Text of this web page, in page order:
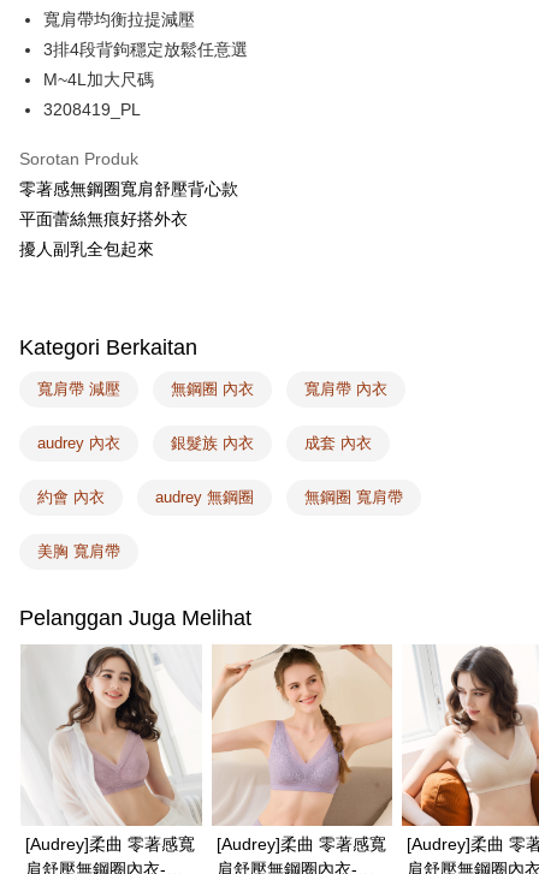
Plus PAY
pengesahan AFTEE akan muncul.
2. Anda boleh meneruskan pembayaran selepas pengesahan SMS.
3. Tiada bayaran diperlukan apabila pesanan disahkan. Produk akan
dihantar ke alamat yang ditetapkan.
4. Setelah pesanan disahkan, anda akan menerima SMS pembayaran
pembayaran di empat kedai serbaneka utama, ATM atau perbankan
dalam talian dengan SMS pembayaran atau pemberitahuan tolak aplikasi
AFTEE.
bagaimanapun, bagi mereka yang telah memuat turun Aplikasi AFTEE
sehingga 45 hari.
ditambah dengan bilangan hari yang boleh dilanjutkan oleh AFTEE. Anda
menerima pesanan anda semasa tempoh pembayaran (cth.: produk
prapesanan atau produk yang mungkin mengambil masa yang lebih
lama untuk dihantar). Oleh itu, anda dikehendaki membuat pembayaran
kepada AFTEE dalam tempoh sama ada anda menerima pesanan.
Kedua, Sekatan Pembayaran
1. Jumlah yang diperakui untuk pengguna kali pertama boleh sehingga
NT$10,000. Amaun diperakui sebenar yang diluluskan akan berdasarkan
keputusan pensijilan dan semakan oleh AFTEE.
2. Amaun perbelanjaan minimum mestilah lebih besar daripada NT$20.
3. Pada masa ini hanya tersedia untuk ahli Taiwan.
Pilihan Penghantaran
全家取付
付款後全家取貨
7-11取付
付款後7-11取貨
NT$1,500 atau lebih
NT$100/pesanan | Penghantaran percuma untuk pesanan
NT$1,500 atau lebih
EASY SHOP門市速取
Penghantaran percuma
Penghantaran ke luar negara Kadar Penghantaran
寬肩帶均衡拉提減壓
3排4段背鉤穩定放鬆任意選
M~4L加大尺碼
3208419_PL
Sorotan Produk
零著感無鋼圈寬肩舒壓背心款
平面蕾絲無痕好搭外衣
擾人副乳全包起來
Kategori Berkaitan
寬肩帶 減壓 無鋼圈 內衣 寬肩帶 內衣
audrey 內衣 銀髮族 內衣 成套 內衣
約會 內衣 audrey 無鋼圈 無鋼圈 寬肩帶
美胸 寬肩帶
Pelanggan Juga Melihat
[Audrey]柔曲 零著感寬
肩舒壓無鋼圈內衣-玫
[Audrey]柔曲 零著感寬
肩舒壓無鋼圈內衣-淺
[Audrey]柔曲 零
肩舒壓無鋼圈內